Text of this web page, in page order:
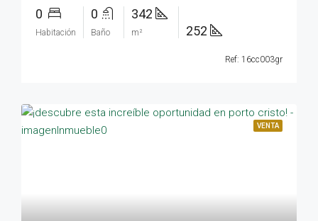
0
Habitación
0
Baño
342
m² 252
Ref: 16cc003gr
VENTA